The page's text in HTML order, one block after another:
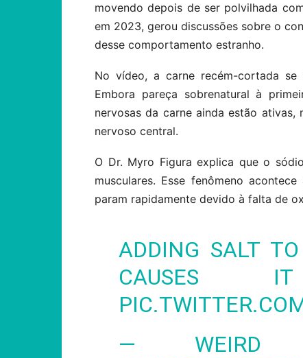
movendo depois de ser polvilhada
em 2023, gerou discussões sobre o
desse comportamento estranho.
No vídeo, a carne recém-cortada
Embora pareça sobrenatural à
nervosas da carne ainda estão
nervoso central.
O Dr. Myro Figura explica que o
musculares. Esse fenômeno
param rapidamente devido à falta de
ADDING SALT
CAUSES
— WEIRD